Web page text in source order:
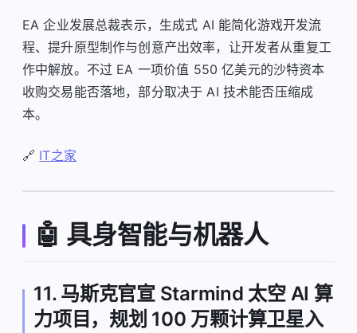
EA 企业发展总裁表示，生成式 AI 能简化游戏开发流
程、提升原型制作与创意产出效率，让开发者从重复工
作中解放。不过 EA 一项价值 550 亿美元的沙特资本
收购交易能否落地，部分取决于 AI 技术能否压缩成
本。
🔗 IT之家
🤖 具身智能与机器人
11. 马斯克官宣 Starmind 太空 AI 算
力项目，规划 100 万颗计算卫星入